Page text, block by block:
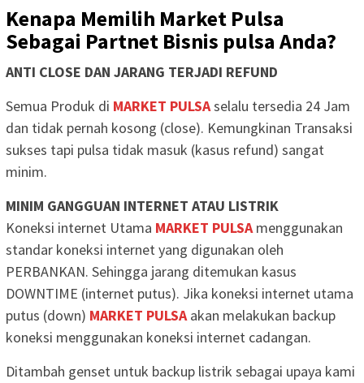
Kenapa Memilih Market Pulsa
Sebagai Partnet Bisnis pulsa Anda?
ANTI CLOSE DAN JARANG TERJADI REFUND
Semua Produk di MARKET PULSAselalu tersedia 24 Jam
dan tidak pernah kosong (close). Kemungkinan Transaksi
sukses tapi pulsa tidak masuk (kasus refund) sangat
minim.
MINIM GANGGUAN INTERNET ATAU LISTRIK
Koneksi internet Utama MARKET PULSAmenggunakan
standar koneksi internet yang digunakan oleh
PERBANKAN. Sehingga jarang ditemukan kasus
DOWNTIME (internet putus). Jika koneksi internet utama
putus (down) MARKET PULSAakan melakukan backup
koneksi menggunakan koneksi internet cadangan.
Ditambah genset untuk backup listrik sebagai upaya kami